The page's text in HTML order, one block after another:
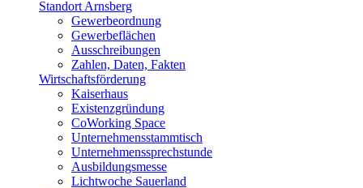
Standort Arnsberg
Gewerbeordnung
Gewerbeflächen
Ausschreibungen
Zahlen, Daten, Fakten
Wirtschaftsförderung
Kaiserhaus
Existenzgründung
CoWorking Space
Unternehmensstammtisch
Unternehmenssprechstunde
Ausbildungsmesse
Lichtwoche Sauerland